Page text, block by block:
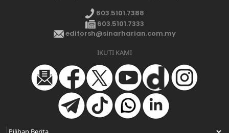
603.5101.7388
603.5101.7333
editorsh@sinarharian.com.my
IKUTI KAMI